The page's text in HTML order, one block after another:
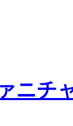
ニチ